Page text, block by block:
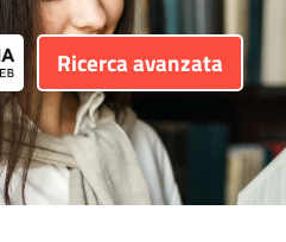
Ricerca avanzata